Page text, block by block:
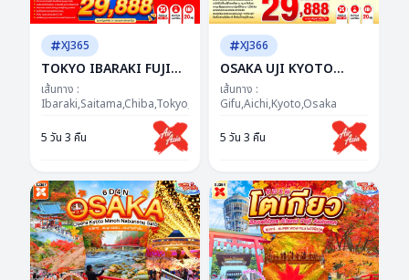
XJ365
TOKYO IBARAKI FUJI
AUTUMN 5D 3N BY XJ -
-- NOV - DEC'26 -- ซุป
ตาร์...แดงก็จึ้ง เหลืองก็ว้าว
ฟูจิยาวไป ยาวไป!
เส้นทาง :
Ibaraki,Saitama,Chiba,Tokyo,Yamanashi
5 วัน 3 คืน
XJ366
OSAKA UJI KYOTO
OBARA AUTUMN 5D 3N
BY XJ -- NOV - DEC'26 --
ซุปตาร์...KOYO สะกดใจ ไฟ
ล้านดวงสะกดตา
เส้นทาง :
Gifu,Aichi,Kyoto,Osaka
5 วัน 3 คืน